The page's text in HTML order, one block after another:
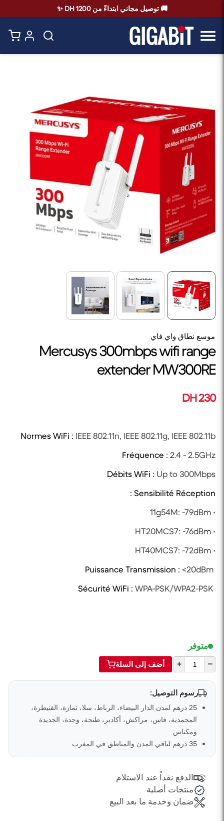
🚚 توصيل مجاني ابتداءً من 1200 DH ✨
موسع نطاق واي فاي
Mercusys 300mbps wifi range
extender MW300RE
230 DH
Normes WiFi : IEEE 802.11n, IEEE 802.11g, IEEE 802.11b
Fréquence : 2.4 - 2.5GHz
Débits WiFi : Up to 300Mbps
Sensibilité Réception :
• 11g54M: -79dBm
• HT20MCS7: -76dBm
• HT40MCS7: -72dBm
<20dBm
WPA-PSK/WPA2-PSK
متوفر
–
+ أضف إلى السلة
رسوم التوصيل:
25 درهم لمدن الدار البيضاء، الرباط، سلا، تمارة، القنيطرة،
المحمدية، فاس، مراكش، أكادير، طنجة، وجدة، الجديدة
ومكناس
35 درهم لباقي المدن والمناطق في المغرب
الدفع نقداً عند الاستلام
منتجات أصلية
ضمان وخدمة ما بعد البيع